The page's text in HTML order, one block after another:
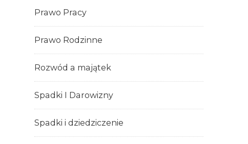
Prawo Pracy
Prawo Rodzinne
Rozwód a majątek
Spadki I Darowizny
Spadki i dziedziczenie